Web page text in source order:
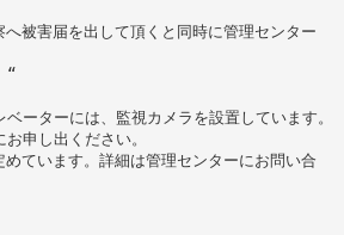
被害届を出して頂くと同時に管理センター
“
ーターには、監視カメラを設置しています。
申し出ください。
ています。詳細は管理センターにお問い合